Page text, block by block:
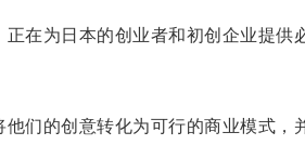
为日本的创业者和初创企业提供
的创意转化为可行的商业模式，